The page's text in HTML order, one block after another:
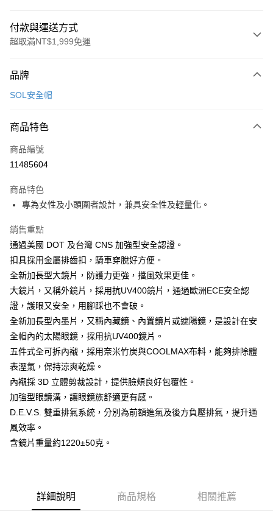
付款與運送方式
超取滿NT$1,999免運
信用卡一次付款
3 期 0 利率 每期
合作金庫商業銀行
上海商業儲蓄銀行
臺灣中小企業銀行
匯豐（台灣）商業銀行
華泰商業銀行
元大商業銀行
玉山商業銀行
星展（台灣）商業銀行
台新國際商業銀行
中國信託商業銀行
台灣樂天信用卡公司
超商取貨付款
LINE Pay
Apple Pay
Google Pay
全盈+PAY
大哥付你分期
相關說明
【大哥付你分期使用說明】
2.付款方式選擇「大哥付你分期」，訂單成立後會自動跳轉到大哥付的交易
流程，驗證手機門號後，選擇欲分期的期數、繳款截止日，確認付款後即完
成交易。
3.實際核准額度、可分期數及費用金額請依後續交易確認頁面所載為準。
4.訂單成立30分鐘內，如未前往確認交易或遇審核未通過，訂單將自動取
消。如遇「轉專審核」未通過狀況，表示未達大哥付你分期系統評分，恕無
法說明評估內容。
【繳款方式說明】
1.分期款項不併入電信帳單，「大哥付你分期」於每月結算日後寄送繳費提
【注意事項】
1.本服務係由「台灣大哥大股份有限公司」（以下簡稱本公司）所提供，讓
AFTEE先享後付
相關說明
【關於「AFTEE先享後付」】
AFTEE先享後付是「在收到商品之後才付款」的支付方式。 讓您購物簡單
便利好安心！
２．便利：只要手機號碼，簡訊認證，即可結帳。
３．安心：先確認商品／服務後，再付款。
【「AFTEE先享後付」結帳流程】
３．收到繳費通知簡訊後14天內，點擊此簡訊中的連結，可透過四大超商／
ATM／網路銀行／等多元方式進行付款，方視為交易完成。
ATM付款
運送方式
全家取貨付款
每筆NT$80，滿NT$1,999(含以上)免運費
7-11取貨付款
品牌
SOL安全帽
商品特色
商品編號
11485604
商品特色
專為女性及小頭圍者設計，兼具安全性及輕量化。
銷售重點
通過美國 DOT 及台灣 CNS 加強型安全認證。
扣具採用金屬排齒扣，騎車穿脫好方便。
全新加長型大鏡片，防護力更強，擋風效果更佳。
大鏡片，又稱外鏡片，採用抗UV400鏡片，通過歐洲ECE安全認
證，護眼又安全，用腳踩也不會破。
全新加長型內墨片，又稱內藏鏡、內置鏡片或遮陽鏡，是設計在安
全帽內的太陽眼鏡，採用抗UV400鏡片。
五件式全可拆內襯，採用奈米竹炭與COOLMAX布料，能夠排除體
表溼氣，保持涼爽乾燥。
內襯採 3D 立體剪裁設計，提供臉頰良好包覆性。
加強型眼鏡溝，讓眼鏡族舒適更有感。
D.E.V.S. 雙重排氣系統，分別為前額進氣及後方負壓排氣，提升通
風效率。
含鏡片重量約1220±50克。
詳細說明 商品規格 相關推薦